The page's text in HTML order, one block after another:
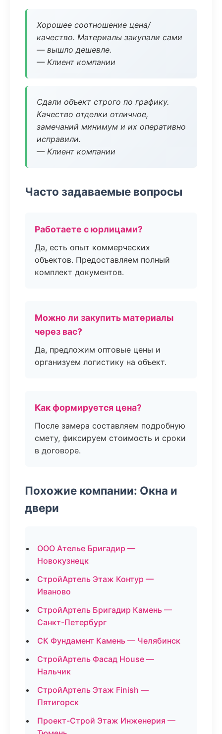
Хорошее соотношение цена/
качество. Материалы закупали сами
— вышло дешевле.
— Клиент компании
Сдали объект строго по графику.
Качество отделки отличное,
замечаний минимум и их оперативно
исправили.
— Клиент компании
Часто задаваемые вопросы
Работаете с юрлицами?
Да, есть опыт коммерческих
объектов. Предоставляем полный
комплект документов.
Можно ли закупить материалы
через вас?
Да, предложим оптовые цены и
организуем логистику на объект.
Как формируется цена?
После замера составляем подробную
смету, фиксируем стоимость и сроки
в договоре.
Похожие компании: Окна и
двери
ООО Ателье Бригадир —
Новокузнецк
СтройАртель Этаж Контур —
Иваново
СтройАртель Бригадир Камень —
Санкт-Петербург
СК Фундамент Камень — Челябинск
СтройАртель Фасад House —
Нальчик
СтройАртель Этаж Finish —
Пятигорск
Проект-Строй Этаж Инженерия —